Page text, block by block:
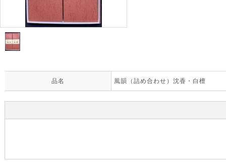
品名 風韻（詰め合わせ）沈香・白檀